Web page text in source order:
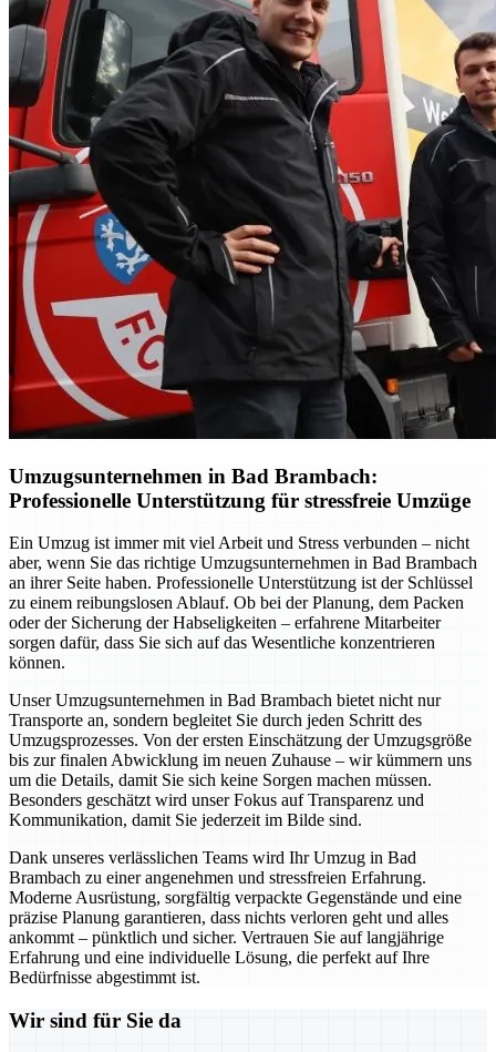
Umzugsunternehmen in Bad Brambach:
Professionelle Unterstützung für stressfreie Umzüge
Ein Umzug ist immer mit viel Arbeit und Stress verbunden – nicht
aber, wenn Sie das richtige Umzugsunternehmen in Bad Brambach
an ihrer Seite haben. Professionelle Unterstützung ist der Schlüssel
zu einem reibungslosen Ablauf. Ob bei der Planung, dem Packen
oder der Sicherung der Habseligkeiten – erfahrene Mitarbeiter
sorgen dafür, dass Sie sich auf das Wesentliche konzentrieren
können.
Unser Umzugsunternehmen in Bad Brambach bietet nicht nur
Transporte an, sondern begleitet Sie durch jeden Schritt des
Umzugsprozesses. Von der ersten Einschätzung der Umzugsgröße
bis zur finalen Abwicklung im neuen Zuhause – wir kümmern uns
um die Details, damit Sie sich keine Sorgen machen müssen.
Besonders geschätzt wird unser Fokus auf Transparenz und
Kommunikation, damit Sie jederzeit im Bilde sind.
Dank unseres verlässlichen Teams wird Ihr Umzug in Bad
Brambach zu einer angenehmen und stressfreien Erfahrung.
Moderne Ausrüstung, sorgfältig verpackte Gegenstände und eine
präzise Planung garantieren, dass nichts verloren geht und alles
ankommt – pünktlich und sicher. Vertrauen Sie auf langjährige
Erfahrung und eine individuelle Lösung, die perfekt auf Ihre
Bedürfnisse abgestimmt ist.
Wir sind für Sie da